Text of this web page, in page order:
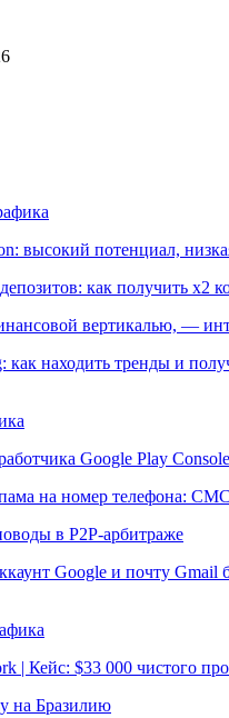
высокий потенциал,
как получить х2
вертикалью, —
как находить тренды и
Google Play Console
на номер телефона:
в P2P-арбитраже
Google и почту Gmail
| Кейс: $33 000 чистого
на Бразилию